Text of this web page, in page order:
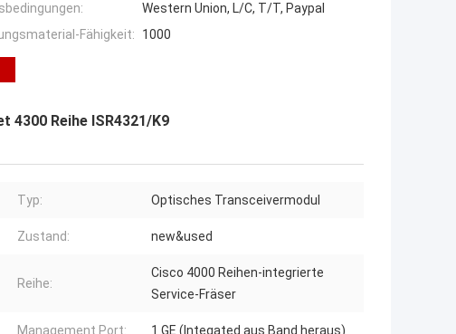
Western Union, L/C, T/T, Paypal
Fähigkeit:
1000
4300 Reihe ISR4321/K9
Typ: Optisches Transceivermodul
Zustand: new&used
Reihe:
Cisco 4000 Reihen-integrierte
Service-Fräser
Management Port: 1 GE (Integated aus Band heraus)